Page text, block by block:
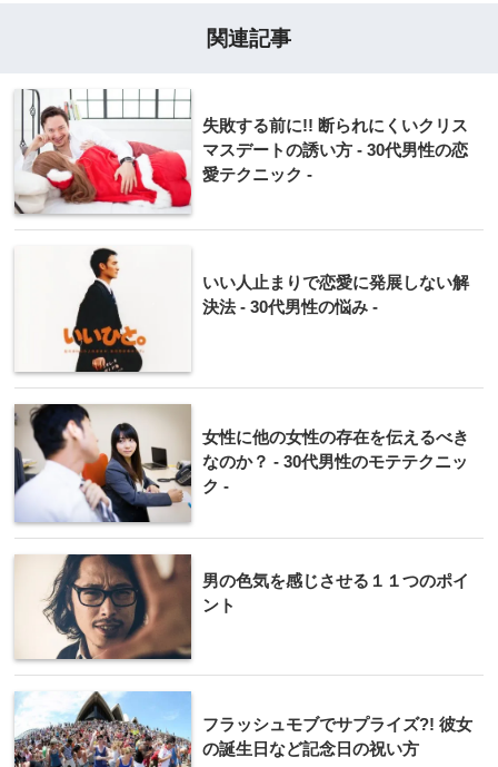
関連記事
失敗する前に!! 断られにくいクリス
マスデートの誘い方 - 30代男性の恋
愛テクニック -
いい人止まりで恋愛に発展しない解
決法 - 30代男性の悩み -
女性に他の女性の存在を伝えるべき
なのか？ - 30代男性のモテテクニッ
ク -
男の色気を感じさせる１１つのポイ
ント
フラッシュモブでサプライズ?! 彼女
の誕生日など記念日の祝い方